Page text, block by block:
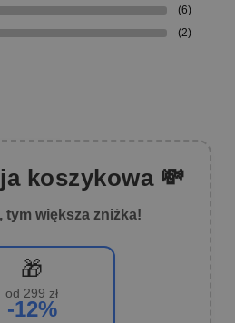
(6)
(2)
koszykowa 💸
tym większa zniżka!
🎁
od 299 zł
-12%